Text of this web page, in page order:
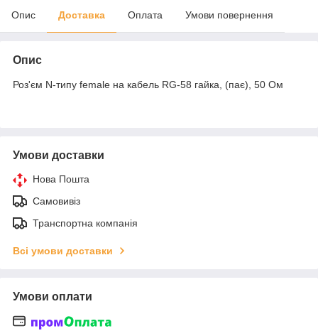
Опис Доставка Оплата Умови повернення
Опис
Роз'єм N-типу female на кабель RG-58 гайка, (пає), 50 Ом
Умови доставки
Нова Пошта
Самовивіз
Транспортна компанія
Всі умови доставки
Умови оплати